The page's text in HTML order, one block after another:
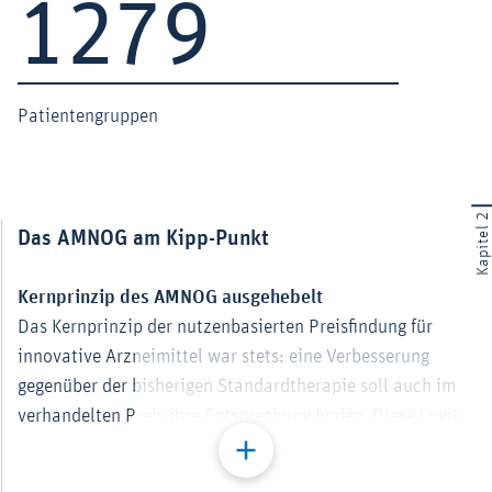
1383
2013
Patientengruppen
Kapitel 2
Das AMNOG am Kipp-Punkt
Kernprinzip des AMNOG ausgehebelt
Das Kernprinzip der nutzenbasierten Preisfindung für
innovative Arzneimittel war stets: eine Verbesserung
gegenüber der bisherigen Standardtherapie soll auch im
verhandelten Preis ihre Entsprechung finden. Diese Logik
ist vom Gesetzgeber 2022 ausgehebelt worden, sodass
bestimmte Innovationen nicht mehr angemessen